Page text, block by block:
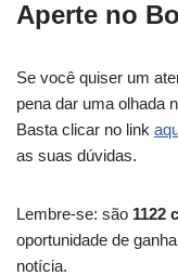
Aperte no
Se você quiser um
pena dar uma olhada
Basta clicar no link
as suas dúvidas.
Lembre-se: são 1122
oportunidade de
notícia.